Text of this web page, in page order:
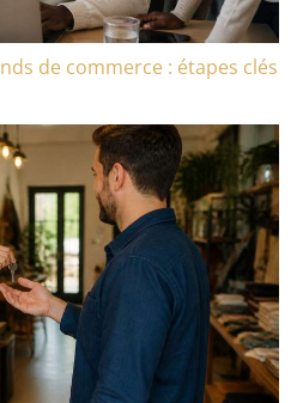
de commerce : étapes clés